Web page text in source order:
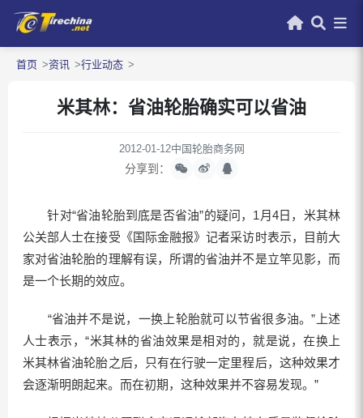
首页 资讯 行业动态
米其林：省油轮胎确实可以省油
2012-01-12中国轮胎商务网
分享到：
针对“省油轮胎到底是否省油”的疑问，1月4日，米其林
公关部人士在接受《国际金融报》记者采访时表示，目前大
家对省油轮胎的理解有误，所谓的省油并不是立竿见影，而
是一个长期的效应。
“省油并不是说，一换上轮胎就可以节省很多油。”上述
人士表示，“米其林的省油效果是相对的，就是说，在换上
米其林省油轮胎之后，只有在行驶一定里程后，这种效果才
会逐渐明朗起来。而在初期，这种效果并不容易发现。”